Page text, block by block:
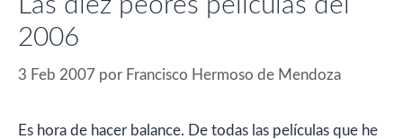
Las diez peores películas del
2006
3 Feb 2007 por Francisco Hermoso de Mendoza
Es hora de hacer balance. De todas las películas que he